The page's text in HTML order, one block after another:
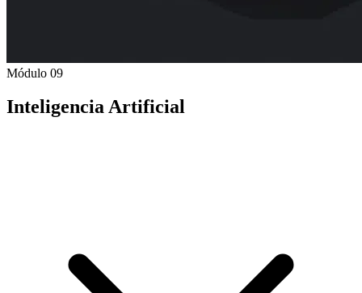
Módulo 09
Inteligencia Artificial